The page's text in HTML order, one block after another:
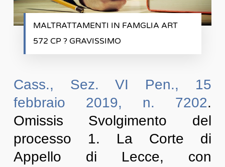
MALTRATTAMENTI IN FAMGLIA ART
572 CP ? GRAVISSIMO
Cass., Sez. VI Pen., 15
febbraio 2019, n. 7202.
Omissis Svolgimento del
processo 1. La Corte di
Appello di Lecce, con